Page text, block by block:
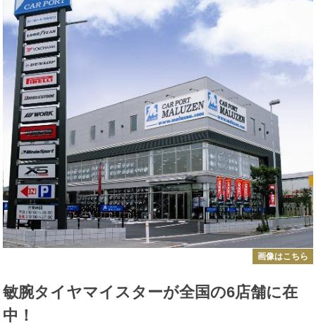
画像はこちら
敏腕タイヤマイスターが全国の6店舗に在
中！